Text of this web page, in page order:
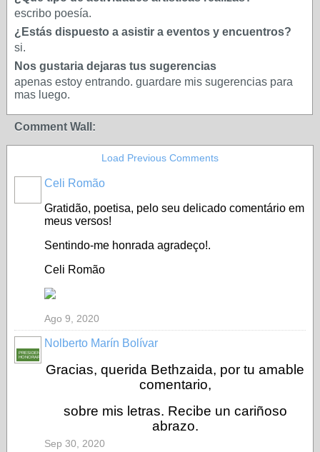
escribo poesía.
¿Estás dispuesto a asistir a eventos y encuentros?
si.
Nos gustaria dejaras tus sugerencias
apenas estoy entrando. guardare mis sugerencias para
mas luego.
Comment Wall:
Load Previous Comments
Celi Romão
Gratidão, poetisa, pelo seu delicado comentário em
meus versos!
Sentindo-me honrada agradeço!.
Celi Romão
Ago 9, 2020
PRESIDENTE
HONORARIO
Nolberto Marín Bolívar
Gracias, querida Bethzaida, por tu amable
comentario,
sobre mis letras. Recibe un cariñoso
abrazo.
Sep 30, 2020